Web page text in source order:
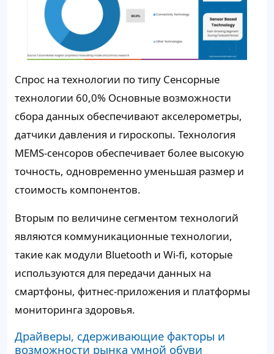
Спрос на технологии по типу Сенсорные
технологии 60,0% Основные возможности
сбора данных обеспечивают акселерометры,
датчики давления и гироскопы. Технология
MEMS-сенсоров обеспечивает более высокую
точность, одновременно уменьшая размер и
стоимость компонентов.
Вторым по величине сегментом технологий
являются коммуникационные технологии,
такие как модули Bluetooth и Wi-fi, которые
используются для передачи данных на
смартфоны, фитнес-приложения и платформы
мониторинга здоровья.
Драйверы, сдерживающие факторы и
возможности рынка умной обуви